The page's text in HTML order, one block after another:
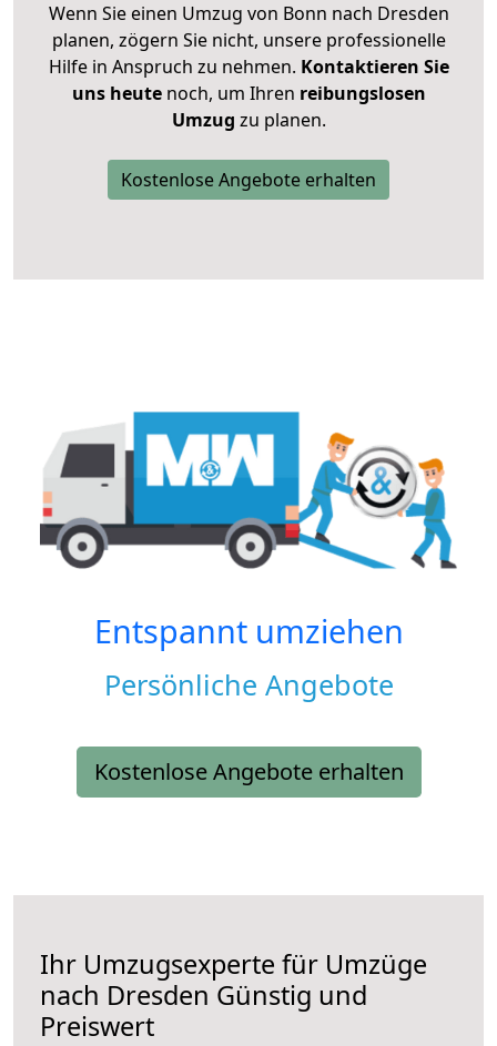
Wenn Sie einen Umzug von Bonn nach Dresden
planen, zögern Sie nicht, unsere professionelle
Hilfe in Anspruch zu nehmen. Kontaktieren Sie
uns heutenoch, um Ihren reibungslosen
Umzug zu planen.
Kostenlose Angebote erhalten
Entspannt umziehen
Persönliche Angebote
Kostenlose Angebote erhalten
Ihr Umzugsexperte für Umzüge
nach Dresden Günstig und
Preiswert